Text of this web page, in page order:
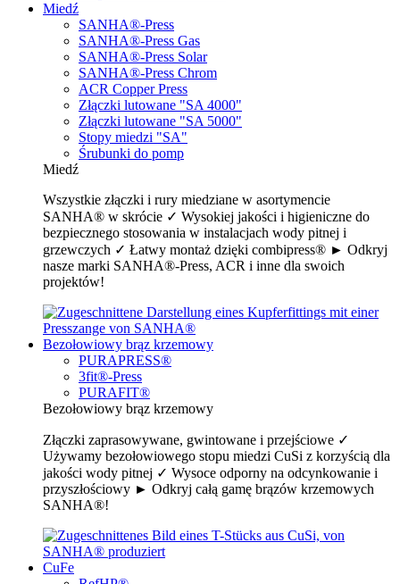
Miedź
SANHA®-Press
SANHA®-Press Gas
SANHA®-Press Solar
SANHA®-Press Chrom
ACR Copper Press
Złączki lutowane "SA 4000"
Złączki lutowane "SA 5000"
Stopy miedzi "SA"
Śrubunki do pomp
Miedź
Wszystkie złączki i rury miedziane w asortymencie
SANHA® w skrócie ✓ Wysokiej jakości i higieniczne do
bezpiecznego stosowania w instalacjach wody pitnej i
grzewczych ✓ Łatwy montaż dzięki combipress® ► Odkryj
nasze marki SANHA®-Press, ACR i inne dla swoich
projektów!
Bezołowiowy brąz krzemowy
PURAPRESS®
3fit®-Press
PURAFIT®
Bezołowiowy brąz krzemowy
Złączki zaprasowywane, gwintowane i przejściowe ✓
Używamy bezołowiowego stopu miedzi CuSi z korzyścią dla
jakości wody pitnej ✓ Wysoce odporny na odcynkowanie i
przyszłościowy ► Odkryj całą gamę brązów krzemowych
SANHA®!
CuFe